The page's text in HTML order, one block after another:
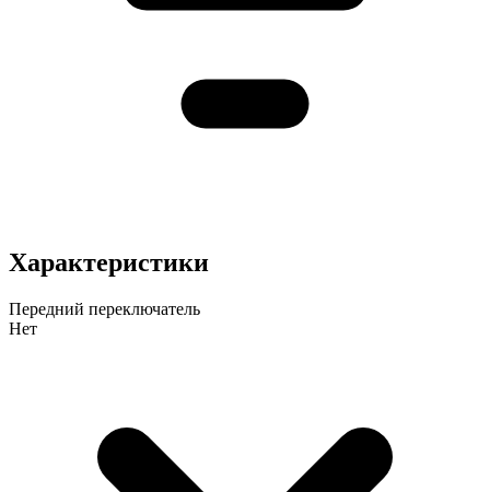
Характеристики
Передний переключатель
Нет